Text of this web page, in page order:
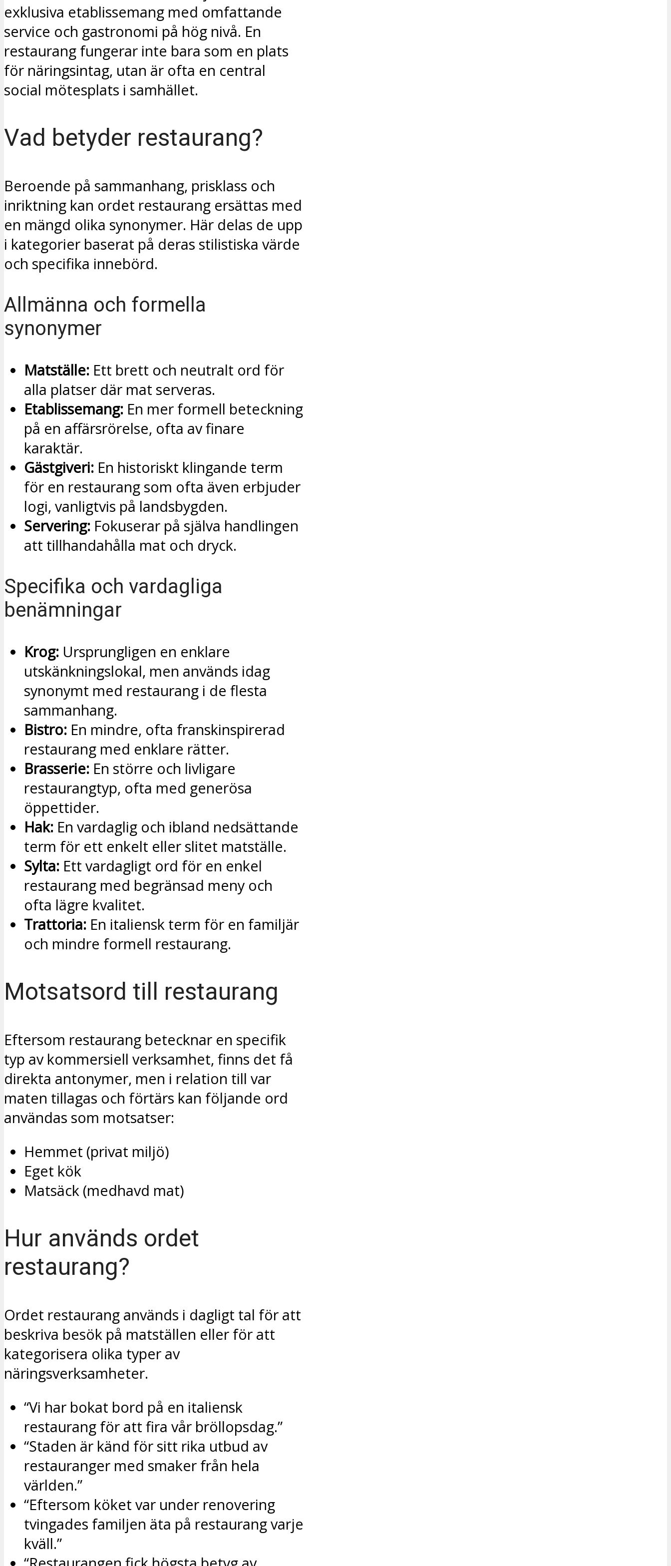
exklusiva etablissemang med omfattande
service och gastronomi på hög nivå. En
restaurang fungerar inte bara som en plats
för näringsintag, utan är ofta en central
social mötesplats i samhället.
Vad betyder restaurang?
Beroende på sammanhang, prisklass och
inriktning kan ordet restaurang ersättas med
en mängd olika synonymer. Här delas de upp
i kategorier baserat på deras stilistiska värde
och specifika innebörd.
Allmänna och formella
synonymer
Matställe: Ett brett och neutralt ord för
alla platser där mat serveras.
Etablissemang: En mer formell beteckning
på en affärsrörelse, ofta av finare
karaktär.
Gästgiveri: En historiskt klingande term
för en restaurang som ofta även erbjuder
logi, vanligtvis på landsbygden.
Servering: Fokuserar på själva handlingen
att tillhandahålla mat och dryck.
Specifika och vardagliga
benämningar
Krog: Ursprungligen en enklare
utskänkningslokal, men används idag
synonymt med restaurang i de flesta
sammanhang.
Bistro: En mindre, ofta franskinspirerad
restaurang med enklare rätter.
Brasserie: En större och livligare
restaurangtyp, ofta med generösa
öppettider.
Hak: En vardaglig och ibland nedsättande
term för ett enkelt eller slitet matställe.
Sylta: Ett vardagligt ord för en enkel
restaurang med begränsad meny och
ofta lägre kvalitet.
Trattoria: En italiensk term för en familjär
och mindre formell restaurang.
Motsatsord till restaurang
Eftersom restaurang betecknar en specifik
typ av kommersiell verksamhet, finns det få
direkta antonymer, men i relation till var
maten tillagas och förtärs kan följande ord
användas som motsatser:
Hemmet (privat miljö)
Eget kök
Matsäck (medhavd mat)
Hur används ordet
restaurang?
Ordet restaurang används i dagligt tal för att
beskriva besök på matställen eller för att
kategorisera olika typer av
näringsverksamheter.
“Vi har bokat bord på en italiensk
restaurang för att fira vår bröllopsdag.”
“Staden är känd för sitt rika utbud av
restauranger med smaker från hela
världen.”
“Eftersom köket var under renovering
tvingades familjen äta på restaurang varje
kväll.”